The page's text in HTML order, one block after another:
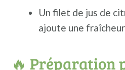
Un filet de jus de
ajoute une
🔥 Préparation